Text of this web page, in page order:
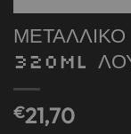
320ML
€21,70